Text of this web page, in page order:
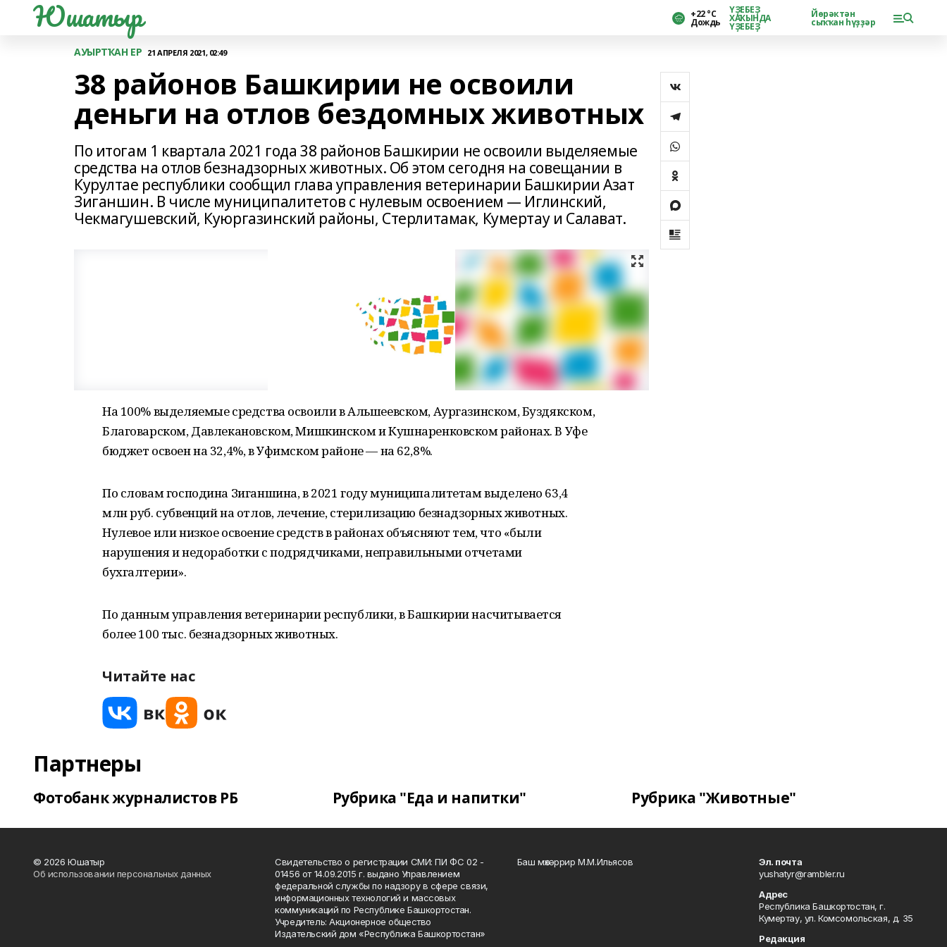
Юшатыр +22 °С
Дождь
ҮҘЕБЕҘ
ХАҠЫНДА
ҮҘЕБЕҘ
Йөрәктән
сыҡҡан һүҙҙәр
АУЫРТҠАН ЕР 21 АПРЕЛЯ 2021, 02:49
38 районов Башкирии не освоили
деньги на отлов бездомных животных
По итогам 1 квартала 2021 года 38 районов Башкирии не освоили выделяемые
средства на отлов безнадзорных животных. Об этом сегодня на совещании в
Курултае республики сообщил глава управления ветеринарии Башкирии Азат
Зиганшин. В числе муниципалитетов с нулевым освоением — Иглинский,
Чекмагушевский, Куюргазинский районы, Стерлитамак, Кумертау и Салават.
На 100% выделяемые средства освоили в Альшеевском, Аургазинском, Буздякском,
Благоварском, Давлекановском, Мишкинском и Кушнаренковском районах. В Уфе
бюджет освоен на 32,4%, в Уфимском районе — на 62,8%.
По словам господина Зиганшина, в 2021 году муниципалитетам выделено 63,4
млн руб. субвенций на отлов, лечение, стерилизацию безнадзорных животных.
Нулевое или низкое освоение средств в районах объясняют тем, что «были
нарушения и недоработки с подрядчиками, неправильными отчетами
бухгалтерии».
По данным управления ветеринарии республики, в Башкирии насчитывается
более 100 тыс. безнадзорных животных.
Читайте нас
Партнеры
Фотобанк журналистов РБ Рубрика "Еда и напитки" Рубрика "Животные"
© 2026 Юшатыр
Об использовании персональных данных
Свидетельство о регистрации СМИ: ПИ ФС 02 -
01456 от 14.09.2015 г. выдано Управлением
федеральной службы по надзору в сфере связи,
информационных технологий и массовых
коммуникаций по Республике Башкортостан.
Учредитель: Акционерное общество
Издательский дом «Республика Башкортостан»
Баш мөхәррир М.М.Ильясов
Эл. почта
yushatyr@rambler.ru
Адрес
Республика Башкортостан, г.
Кумертау, ул. Комсомольская, д. 35
Редакция